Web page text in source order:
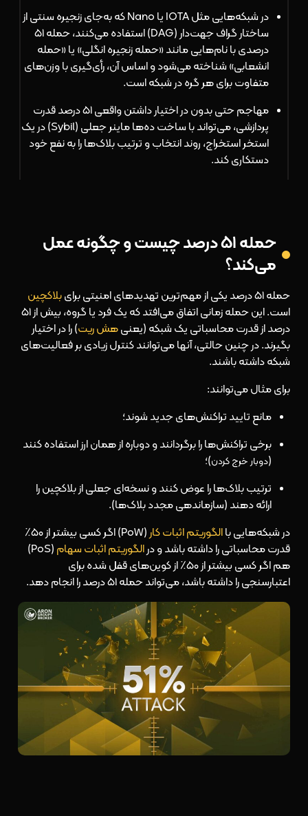
در شبکه‌هایی مثل IOTA یا Nano که به‌جای زنجیره سنتی از
ساختار گراف جهت‌دار (DAG) استفاده می‌کنند، حمله ۵۱
درصدی با نام‌هایی مانند «حمله زنجیره انگلی» یا «حمله
انشعابی» شناخته می‌شود و اساس آن، رأی‌گیری با وزن‌های
متفاوت برای هر گره در شبکه است.
مهاجم حتی بدون در اختیار داشتن واقعی ۵۱ درصد قدرت
پردازشی، می‌تواند با ساخت ده‌ها ماینر جعلی (Sybil) در یک
استخر استخراج، روند انتخاب و ترتیب بلاک‌ها را به نفع خود
دستکاری کند.
حمله ۵۱ درصد چیست و چگونه عمل
می‌کند؟
حمله ۵۱ درصد یکی از مهم‌ترین تهدیدهای امنیتی برای
بلاکچین
است. این حمله زمانی اتفاق می‌افتد که یک فرد یا گروه، بیش از ۵۱
درصد از قدرت محاسباتی یک شبکه (یعنیهش ریت) را در اختیار
بگیرند. در چنین حالتی، آنها می‌توانند کنترل زیادی بر فعالیت‌های
شبکه داشته باشند.
برای مثال می‌توانند:
مانع تایید تراکنش‌های جدید شوند؛
برخی تراکنش‌ها را برگردانند و دوباره از همان ارز استفاده کنند
(دوبار خرج کردن)؛
ترتیب بلاک‌ها را عوض کنند و نسخه‌ای جعلی از بلاکچین را
ارائه دهند (سازماندهی مجدد بلاک‌ها).
در شبکه‌هایی باالگوریتم اثبات کار
(PoW) اگر کسی بیشتر از ۵۰٪
قدرت محاسباتی را داشته باشد و درالگوریتم اثبات سهام
(PoS)
هم اگر کسی بیشتر از ۵۰٪ از کوین‌های قفل شده برای
اعتبارسنجی را داشته باشد، می‌تواند حمله ۵۱ درصد را انجام دهد.